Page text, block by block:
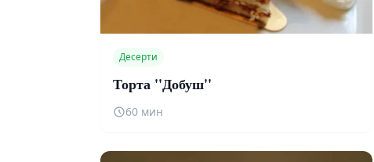
Десерти
Торта ''Добуш''
60 мин